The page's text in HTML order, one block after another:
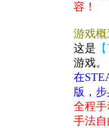
容！
游戏概
这是
游戏。
在
版，步
全程
手法自